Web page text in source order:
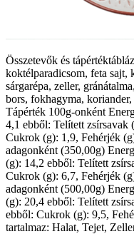
Összetevők és
koktélparadicsom, feta
sárgarépa, zeller,
bors, fokhagyma,
Tápérték 100g-onként
4,1 ebből: Telített zsírsavak
Cukrok (g): 1,9, Fehérjék
adagonként (350,00g)
(g): 14,2 ebből: Telített
Cukrok (g): 6,7, Fehérjék
adagonként (500,00g)
(g): 20,4 ebből: Telített
ebből: Cukrok (g): 9,5,
tartalmaz: Halat, Tejet,